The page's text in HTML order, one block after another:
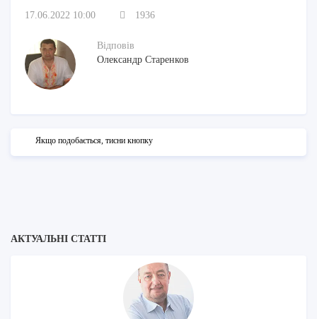
АКТУАЛЬНІ СТАТТІ
17.06.2022 10:00 1936
Відповів
Олександр Старенков
Якщо подобається, тисни кнопку